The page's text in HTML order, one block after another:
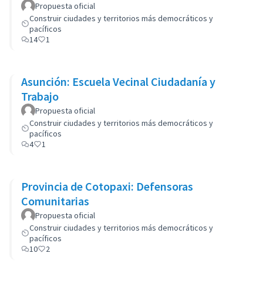
Propuesta oficial
Construir ciudades y territorios más democráticos y
pacíficos
14
1
Asunción: Escuela Vecinal Ciudadanía y
Trabajo
Propuesta oficial
Construir ciudades y territorios más democráticos y
pacíficos
4
1
Provincia de Cotopaxi: Defensoras
Comunitarias
Propuesta oficial
Construir ciudades y territorios más democráticos y
pacíficos
10
2